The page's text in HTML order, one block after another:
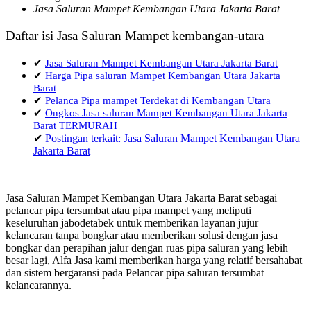
Jasa Saluran Mampet Kembangan Utara Jakarta Barat
Daftar isi Jasa Saluran Mampet kembangan-utara
✔ Jasa Saluran Mampet Kembangan Utara Jakarta Barat
✔ Harga Pipa saluran Mampet Kembangan Utara Jakarta
Barat
✔ Pelanca Pipa mampet Terdekat di Kembangan Utara
✔ Ongkos Jasa saluran Mampet Kembangan Utara Jakarta
Barat TERMURAH
✔ Postingan terkait: Jasa Saluran Mampet Kembangan Utara
Jakarta Barat
Jasa Saluran Mampet Kembangan Utara Jakarta Barat sebagai
pelancar pipa tersumbat atau pipa mampet yang meliputi
keseluruhan jabodetabek untuk memberikan layanan jujur
kelancaran tanpa bongkar atau memberikan solusi dengan jasa
bongkar dan perapihan jalur dengan ruas pipa saluran yang lebih
besar lagi, Alfa Jasa kami memberikan harga yang relatif bersahabat
dan sistem bergaransi pada Pelancar pipa saluran tersumbat
kelancarannya.